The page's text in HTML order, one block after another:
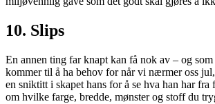
10. Slips
En annen ting far knapt kan få nok av – og som
kommer til å ha behov for når vi nærmer oss
en sniktitt i skapet hans for å se hva han har fra
om hvilke farge, bredde, mønster og stoff du